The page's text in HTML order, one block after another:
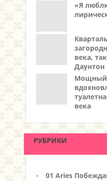
«Я
века,
Даунтон
Мощный
века
РУБРИКИ
01 Aries